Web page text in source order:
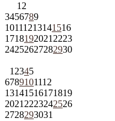
1 2
3456789
10111213141516
1718192021 2223
24252627282930
1 2345
6789101112
13141516171819
2021 2223242526
2728293031